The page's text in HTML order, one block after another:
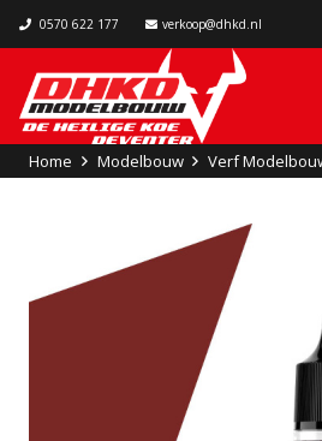
0570 622 177 verkoop@dhkd.nl
Home Modelbouw Verf